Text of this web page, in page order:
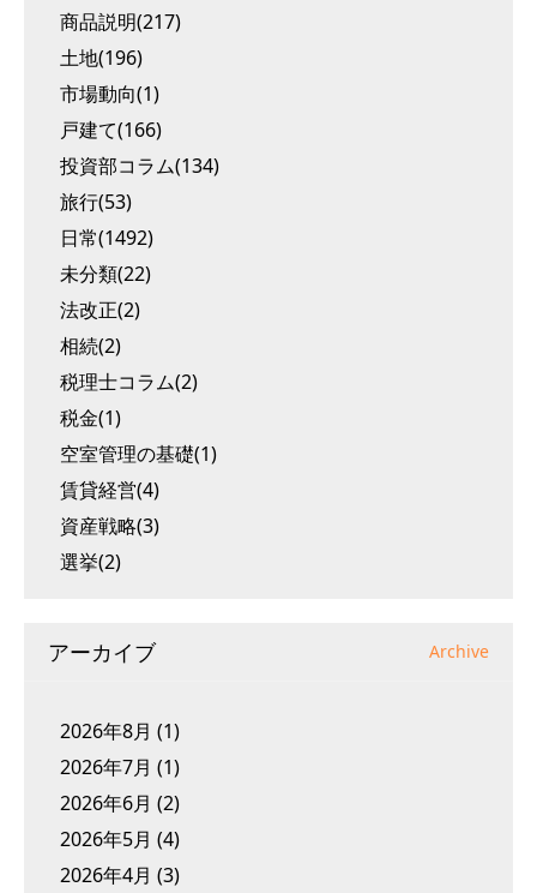
商品説明(217)
土地(196)
市場動向(1)
戸建て(166)
投資部コラム(134)
旅行(53)
日常(1492)
未分類(22)
法改正(2)
相続(2)
税理士コラム(2)
税金(1)
空室管理の基礎(1)
賃貸経営(4)
資産戦略(3)
選挙(2)
アーカイブ Archive
2026年8月 (1)
2026年7月 (1)
2026年6月 (2)
2026年5月 (4)
2026年4月 (3)